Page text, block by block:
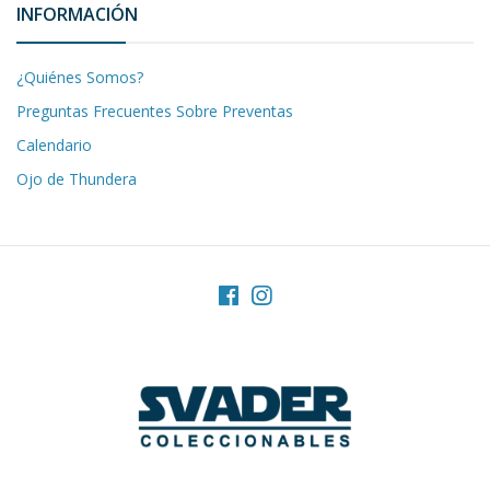
INFORMACIÓN
¿Quiénes Somos?
Preguntas Frecuentes Sobre Preventas
Calendario
Ojo de Thundera